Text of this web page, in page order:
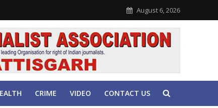
August 6, 2026
CRIME VIDEO CONTACT US